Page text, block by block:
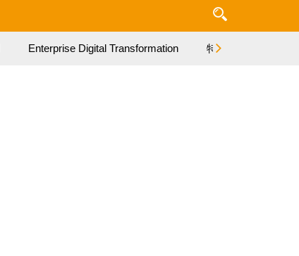
Enterprise Digital Transformation 特集